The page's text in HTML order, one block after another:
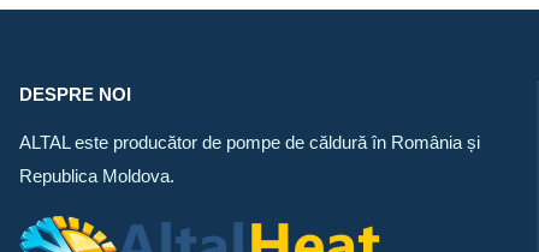
DESPRE NOI
ALTAL este producător de pompe de căldură în România și
Republica Moldova.